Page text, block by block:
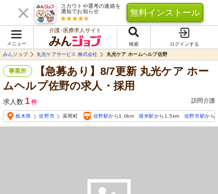
スカウトや選考の連絡を
通知でお知らせ
無料インストール
メニュー
介護･医療求人サイト
検索
ログインする
みんジョブ
丸光ケアサービス 株式会社 丸光ケア ホームヘルプ佐野
事業所
【急募あり】8/7更新 丸光ケア ホー
ムヘルプ佐野の求人・採用
求人数 1 件 訪問介護
栃木県 佐野市 富岡町 佐野駅から1.0km 堀米駅から1.5km 佐野市駅から